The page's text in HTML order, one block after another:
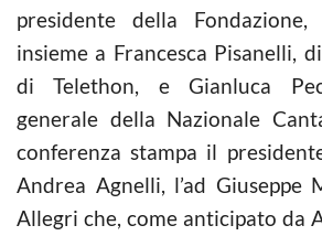
presidente della
insieme a Francesca Pisanelli,
di Telethon, e Gianluca
generale della Nazionale
conferenza stampa il
Andrea Agnelli, l’ad Giuseppe
Allegri che, come anticipato da